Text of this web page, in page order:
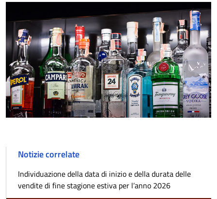
Notizie correlate
Individuazione della data di inizio e della durata delle
vendite di fine stagione estiva per l’anno 2026